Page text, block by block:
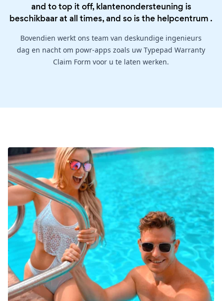
and to top it off, klantenondersteuning is
beschikbaar at all times, and so is the helpcentrum .
Bovendien werkt ons team van deskundige ingenieurs
dag en nacht om powr-apps zoals uw Typepad Warranty
Claim Form voor u te laten werken.